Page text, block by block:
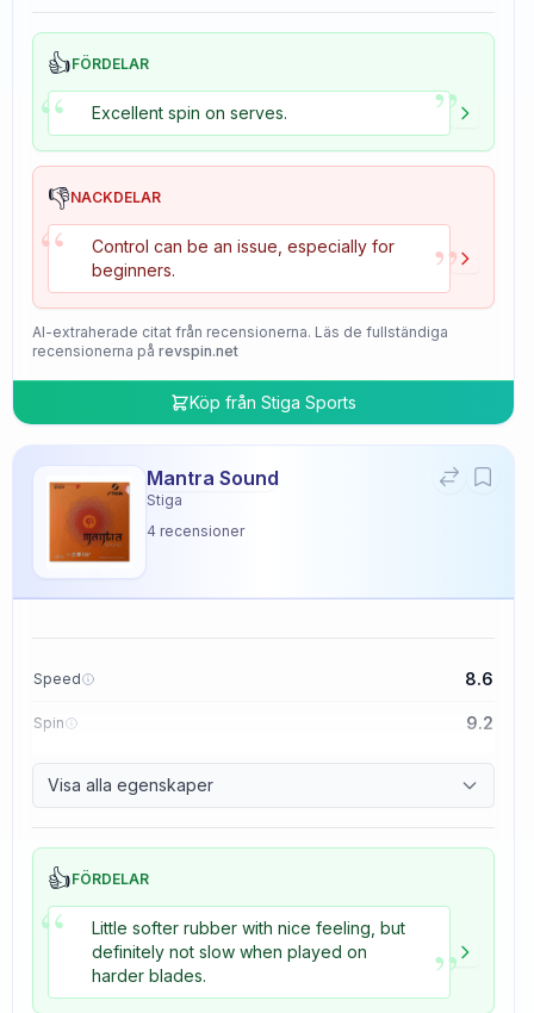
👍FÖRDELAR
“ Excellent spin on serves. ”
👎NACKDELAR
“
Control can be an issue, especially for
beginners.
”
AI-extraherade citat från recensionerna. Läs de fullständiga
recensionerna på revspin.net
Köp från Stiga Sports
Mantra Sound
Stiga
4 recensioner
Speed 8.6
Spin 9.2
Control 9.4
Tackiness 2.0
Visa alla egenskaper
👍FÖRDELAR
“
Little softer rubber with nice feeling, but
definitely not slow when played on
harder blades.
”